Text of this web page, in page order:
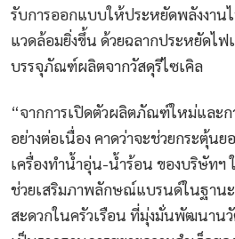
รับการออกแบบให้ประหยัดพลังงาน
แวดล้อมยิ่งขึ้น ด้วยฉลากประหยัดไฟ
บรรจุภัณฑ์ผลิตจากวัสดุรีไซเคิล
“จากการเปิดตัวผลิตภัณฑ์ใหม่และ
อย่างต่อเนื่อง คาดว่าจะช่วยกระตุ้
เครื่องทำน้ำอุ่น-น้ำร้อน ของบริษัทฯ
ช่วยเสริมภาพลักษณ์แบรนด์ในฐาน
สะดวกในครัวเรือน ที่มุ่งมั่นพัฒนาน